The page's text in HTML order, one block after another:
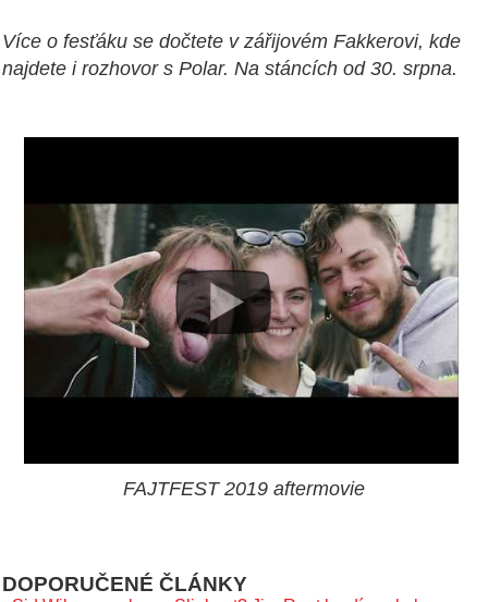
Více o fesťáku se dočtete v zářijovém Fakkerovi, kde
najdete i rozhovor s Polar. Na stáncích od 30. srpna.
FAJTFEST 2019 aftermovie
DOPORUČENÉ ČLÁNKY